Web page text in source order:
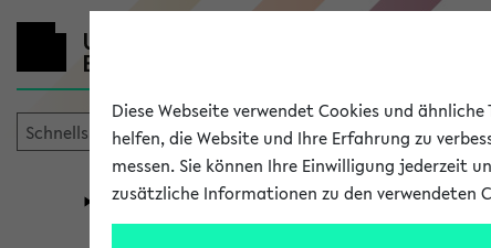
Universität Forschung
eKVV
Diese Webseite verwendet Cookies und
helfen, die Website und Ihre Erfahrung zu
messen. Sie können Ihre Einwilligung jederzeit
zusätzliche Informationen zu den verwendeten